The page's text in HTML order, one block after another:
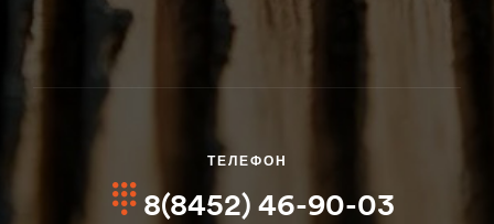
ТЕЛЕФОН
8(8452) 46-90-03